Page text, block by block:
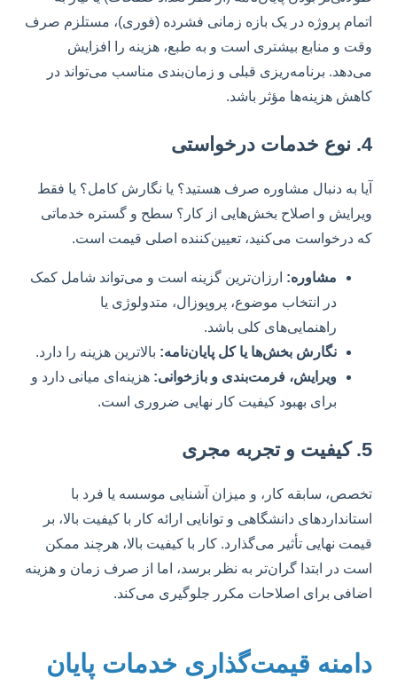
اتمام پروژه در یک بازه زمانی فشرده (فوری)، مستلزم صرف
وقت و منابع بیشتری است و به طبع، هزینه را افزایش
می‌دهد. برنامه‌ریزی قبلی و زمان‌بندی مناسب می‌تواند در
کاهش هزینه‌ها مؤثر باشد.
4. نوع خدمات درخواستی
آیا به دنبال مشاوره صرف هستید؟ یا نگارش کامل؟ یا فقط
ویرایش و اصلاح بخش‌هایی از کار؟ سطح و گستره خدماتی
که درخواست می‌کنید، تعیین‌کننده اصلی قیمت است.
مشاوره: ارزان‌ترین گزینه است و می‌تواند شامل کمک
در انتخاب موضوع، پروپوزال، متدولوژی یا
راهنمایی‌های کلی باشد.
نگارش بخش‌ها یا کل پایان‌نامه: بالاترین هزینه را دارد.
ویرایش، فرمت‌بندی و بازخوانی: هزینه‌ای میانی دارد و
برای بهبود کیفیت کار نهایی ضروری است.
5. کیفیت و تجربه مجری
تخصص، سابقه کار، و میزان آشنایی موسسه یا فرد با
استانداردهای دانشگاهی و توانایی ارائه کار با کیفیت بالا، بر
قیمت نهایی تأثیر می‌گذارد. کار با کیفیت بالا، هرچند ممکن
است در ابتدا گران‌تر به نظر برسد، اما از صرف زمان و هزینه
اضافی برای اصلاحات مکرر جلوگیری می‌کند.
دامنه قیمت‌گذاری خدمات پایان